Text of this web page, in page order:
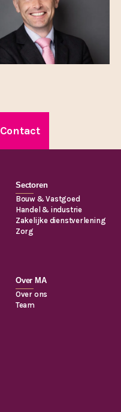
Contact
Sectoren
Bouw & Vastgoed
Handel & industrie
Zakelijke dienstverlening
Zorg
Over MA
Over ons
Team